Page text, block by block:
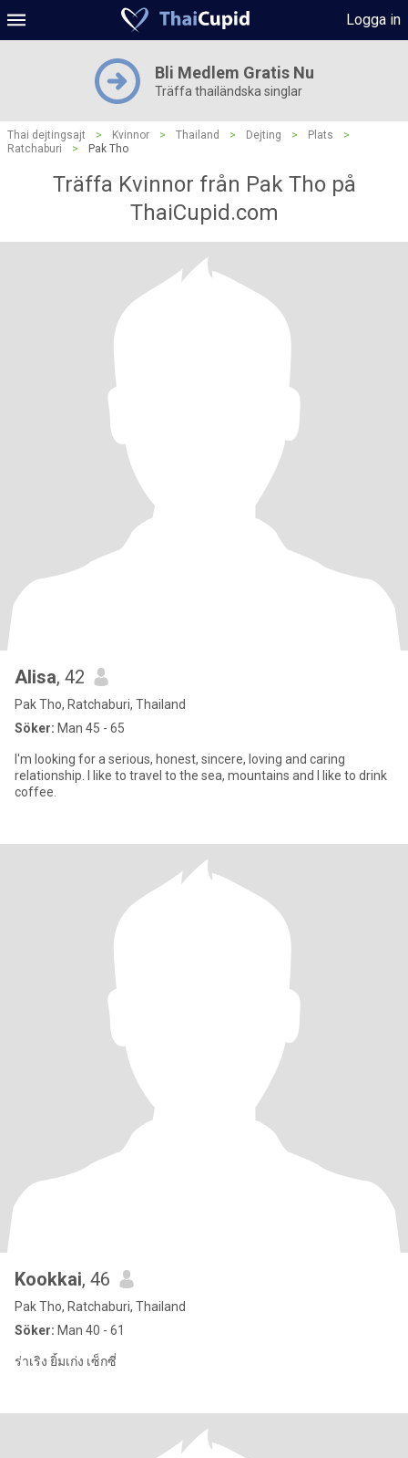
Logga in
Bli Medlem Gratis Nu
Träffa thailändska singlar
Thai dejtingsajt > Kvinnor > Thailand > Dejting > Plats
>
Ratchaburi
> Pak Tho
Träffa Kvinnor från Pak Tho på
ThaiCupid.com
Alisa, 42
Pak Tho, Ratchaburi, Thailand
Söker: Man 45 - 65
I'm looking for a serious, honest, sincere, loving and caring
relationship. I like to travel to the sea, mountains and I like to drink
coffee.
Kookkai, 46
Pak Tho, Ratchaburi, Thailand
Söker: Man 40 - 61
ร่าเริง ยิ้มเก่ง เซ็กซี่